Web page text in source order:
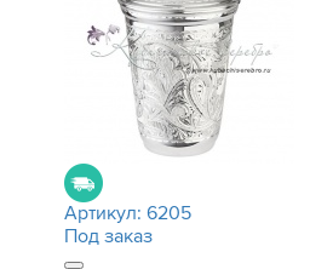
Артикул: 6205
Под заказ